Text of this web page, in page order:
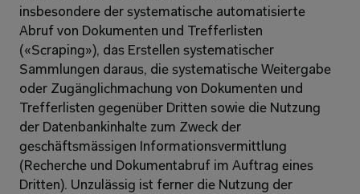
insbesondere der systematische automatisierte
Abruf von Dokumenten und Trefferlisten
(«Scraping»), das Erstellen systematischer
Sammlungen daraus, die systematische Weitergabe
oder Zugänglichmachung von Dokumenten und
Trefferlisten gegenüber Dritten sowie die Nutzung
der Datenbankinhalte zum Zweck der
geschäftsmässigen Informationsvermittlung
(Recherche und Dokumentabruf im Auftrag eines
Dritten). Unzulässig ist ferner die Nutzung der